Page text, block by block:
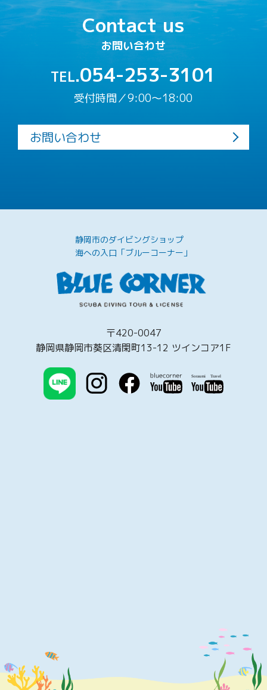
Contact us
お問い合わせ
TEL.054-253-3101
受付時間／9:00〜18:00
お問い合わせ
静岡市のダイビングショップ
海への入口「ブルーコーナー」
〒420-0047
静岡県静岡市葵区清閑町13-12 ツインコア1F